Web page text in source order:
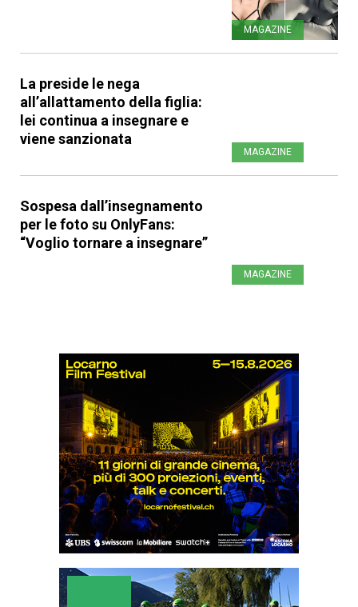
MAGAZINE
La preside le nega
all’allattamento della figlia:
lei continua a insegnare e
viene sanzionata
MAGAZINE
Sospesa dall’insegnamento
per le foto su OnlyFans:
“Voglio tornare a insegnare”
MAGAZINE